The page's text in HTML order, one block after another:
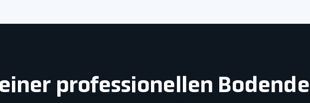
professionellen